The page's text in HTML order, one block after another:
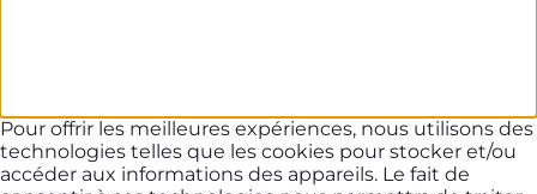
Pour offrir les meilleures expériences, nous utilisons des
technologies telles que les cookies pour stocker et/ou
accéder aux informations des appareils. Le fait de